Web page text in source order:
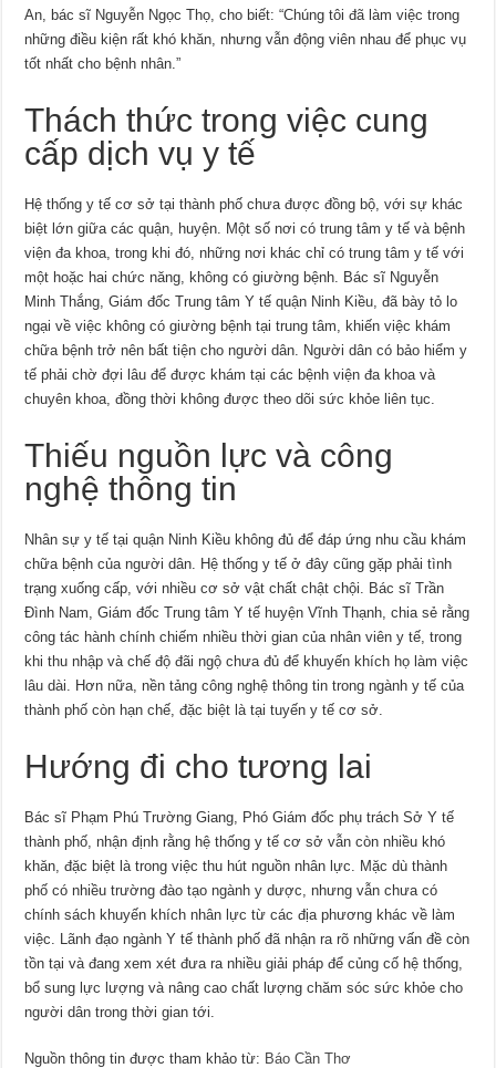
An, bác sĩ Nguyễn Ngọc Thọ, cho biết: “Chúng tôi đã làm việc trong
những điều kiện rất khó khăn, nhưng vẫn động viên nhau để phục vụ
tốt nhất cho bệnh nhân.”
Thách thức trong việc cung
cấp dịch vụ y tế
Hệ thống y tế cơ sở tại thành phố chưa được đồng bộ, với sự khác
biệt lớn giữa các quận, huyện. Một số nơi có trung tâm y tế và bệnh
viện đa khoa, trong khi đó, những nơi khác chỉ có trung tâm y tế với
một hoặc hai chức năng, không có giường bệnh. Bác sĩ Nguyễn
Minh Thắng, Giám đốc Trung tâm Y tế quận Ninh Kiều, đã bày tỏ lo
ngại về việc không có giường bệnh tại trung tâm, khiến việc khám
chữa bệnh trở nên bất tiện cho người dân. Người dân có bảo hiểm y
tế phải chờ đợi lâu để được khám tại các bệnh viện đa khoa và
chuyên khoa, đồng thời không được theo dõi sức khỏe liên tục.
Thiếu nguồn lực và công
nghệ thông tin
Nhân sự y tế tại quận Ninh Kiều không đủ để đáp ứng nhu cầu khám
chữa bệnh của người dân. Hệ thống y tế ở đây cũng gặp phải tình
trạng xuống cấp, với nhiều cơ sở vật chất chật chội. Bác sĩ Trần
Đình Nam, Giám đốc Trung tâm Y tế huyện Vĩnh Thạnh, chia sẻ rằng
công tác hành chính chiếm nhiều thời gian của nhân viên y tế, trong
khi thu nhập và chế độ đãi ngộ chưa đủ để khuyến khích họ làm việc
lâu dài. Hơn nữa, nền tảng công nghệ thông tin trong ngành y tế của
thành phố còn hạn chế, đặc biệt là tại tuyến y tế cơ sở.
Hướng đi cho tương lai
Bác sĩ Phạm Phú Trường Giang, Phó Giám đốc phụ trách Sở Y tế
thành phố, nhận định rằng hệ thống y tế cơ sở vẫn còn nhiều khó
khăn, đặc biệt là trong việc thu hút nguồn nhân lực. Mặc dù thành
phố có nhiều trường đào tạo ngành y dược, nhưng vẫn chưa có
chính sách khuyến khích nhân lực từ các địa phương khác về làm
việc. Lãnh đạo ngành Y tế thành phố đã nhận ra rõ những vấn đề còn
tồn tại và đang xem xét đưa ra nhiều giải pháp để củng cố hệ thống,
bổ sung lực lượng và nâng cao chất lượng chăm sóc sức khỏe cho
người dân trong thời gian tới.
Nguồn thông tin được tham khảo từ: Báo Cần Thơ